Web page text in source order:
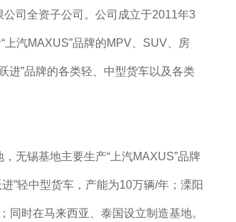
司全资子公司。公司成立于2011年3
上汽MAXUS”品牌的MPV、SUV、房
进”品牌的各类轻、中型货车以及各类
锡基地主要生产“上汽MAXUS”品牌
”轻中型货车，产能为10万辆/年；溧阳
同时在马来西亚、泰国设立制造基地。